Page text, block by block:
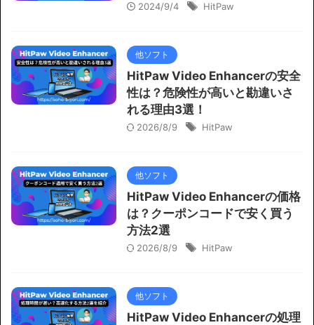
2024/9/4 HitPaw
他ソフト
HitPaw Video Enhancerの安全
性は？危険性が高いと勘違いさ
れる理由3選！
2026/8/9 HitPaw
他ソフト
HitPaw Video Enhancerの価格
は？クーポンコードで安く買う
方法2選
2026/8/9 HitPaw
他ソフト
HitPaw Video Enhancerの処理